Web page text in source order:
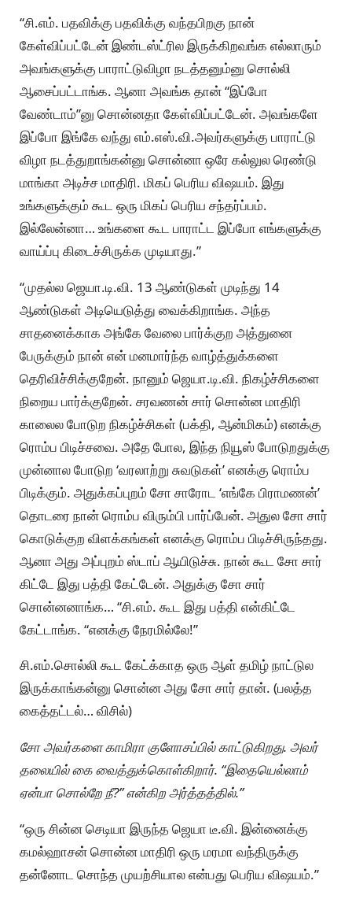
“சி.எம். பதவிக்கு பதவிக்கு வந்தபிறகு நான்
கேள்விப்பட்டேன் இண்டஸ்ட்ரில இருக்கிறவங்க எல்லாரும்
அவங்களுக்கு பாராட்டுவிழா நடத்தனும்னு சொல்லி
ஆசைப்பட்டாங்க. ஆனா அவங்க தான் “இப்போ
வேண்டாம்”னு சொன்னதா கேள்விப்பட்டேன். அவங்களே
இப்போ இங்கே வந்து எம்.எஸ்.வி.அவர்களுக்கு பாராட்டு
விழா நடத்துறாங்கன்னு சொன்னா ஒரே கல்லுல ரெண்டு
மாங்கா அடிச்ச மாதிரி. மிகப் பெரிய விஷயம். இது
உங்களுக்கும் கூட ஒரு மிகப் பெரிய சந்தர்ப்பம்.
இல்லேன்னா… உங்களை கூட பாராட்ட இப்போ எங்களுக்கு
வாய்ப்பு கிடைச்சிருக்க முடியாது.”
“முதல்ல ஜெயா.டி.வி. 13 ஆண்டுகள் முடிந்து 14
ஆண்டுகள் அடியெடுத்து வைக்கிறாங்க. அந்த
சாதனைக்காக அங்கே வேலை பார்க்குற அத்துனை
பேருக்கும் நான் என் மனமார்ந்த வாழ்த்துக்களை
தெரிவிச்சிக்குறேன். நானும் ஜெயா.டி.வி. நிகழ்ச்சிகளை
நிறைய பார்க்குறேன். சரவணன் சார் சொன்ன மாதிரி
காலைல போடுற நிகழ்ச்சிகள் (பக்தி, ஆன்மிகம்) எனக்கு
ரொம்ப பிடிச்சவை. அதே போல, இந்த நியூஸ் போடுறதுக்கு
முன்னால போடுற ‘வரலாற்று சுவடுகள்’ எனக்கு ரொம்ப
பிடிக்கும். அதுக்கப்புறம் சோ சாரோட ‘எங்கே பிராமணன்’
தொடரை நான் ரொம்ப விரும்பி பார்ப்பேன். அதுல சோ சார்
கொடுக்குற விளக்கங்கள் எனக்கு ரொம்ப பிடிச்சிருந்தது.
ஆனா அது அப்புறம் ஸ்டாப் ஆயிடுச்சு. நான் கூட சோ சார்
கிட்டே இது பத்தி கேட்டேன். அதுக்கு சோ சார்
சொன்னனாங்க… “சி.எம். கூட இது பத்தி என்கிட்டே
கேட்டாங்க. “எனக்கு நேரமில்லே!”
சி.எம்.சொல்லி கூட கேட்க்காத ஒரு ஆள் தமிழ் நாட்டுல
இருக்காங்கன்னு சொன்ன அது சோ சார் தான். (பலத்த
கைத்தட்டல்… விசில்)
சோ அவர்களை காமிரா குளோசப்பில் காட்டுகிறது. அவர்
தலையில் கை வைத்துக்கொள்கிறார். “இதையெல்லாம்
ஏன்பா சொல்றே நீ?” என்கிற அர்த்தத்தில்.”
“ஒரு சின்ன செடியா இருந்த ஜெயா டீ.வி. இன்னைக்கு
கமல்ஹாசன் சொன்ன மாதிரி ஒரு மரமா வந்திருக்கு
தன்னோட சொந்த முயற்சியால என்பது பெரிய விஷயம்.”